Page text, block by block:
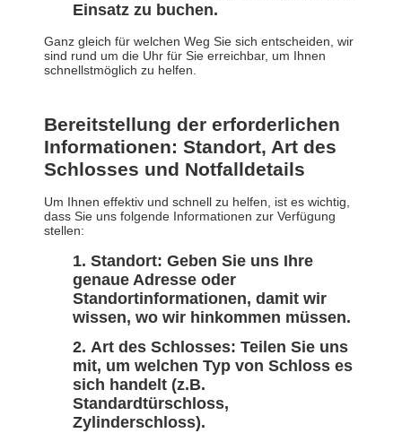
Einsatz zu buchen.
Ganz gleich für welchen Weg Sie sich entscheiden, wir
sind rund um die Uhr für Sie erreichbar, um Ihnen
schnellstmöglich zu helfen.
Bereitstellung der erforderlichen
Informationen: Standort, Art des
Schlosses und Notfalldetails
Um Ihnen effektiv und schnell zu helfen, ist es wichtig,
dass Sie uns folgende Informationen zur Verfügung
stellen:
Standort: Geben Sie uns Ihre
genaue Adresse oder
Standortinformationen, damit wir
wissen, wo wir hinkommen müssen.
Art des Schlosses: Teilen Sie uns
mit, um welchen Typ von Schloss es
sich handelt (z.B.
Standardtürschloss,
Zylinderschloss).